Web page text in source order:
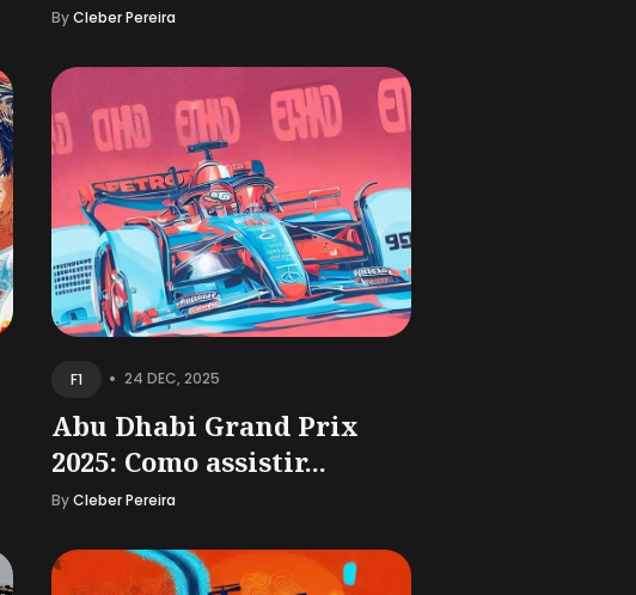
ByCleber Pereira
F1 • 24 DEC, 2025
Abu Dhabi Grand Prix
2025: Como assistir...
ByCleber Pereira